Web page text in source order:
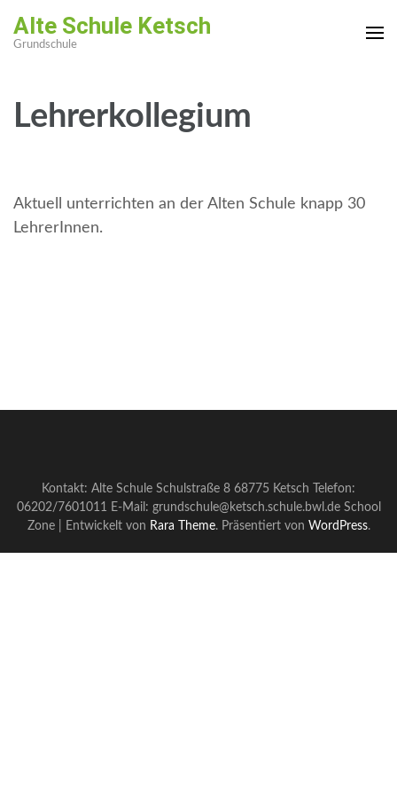
Inhalt
drücken)
Alte Schule Ketsch
Grundschule
Lehrerkollegium
Aktuell unterrichten an der Alten Schule knapp 30
LehrerInnen.
Kontakt: Alte Schule Schulstraße 8 68775 Ketsch Telefon:
06202/7601011 E-Mail: grundschule@ketsch.schule.bwl.de School
Zone | Entwickelt von Rara Theme. Präsentiert von WordPress.